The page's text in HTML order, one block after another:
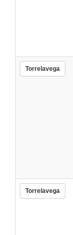
Torrelavega
Torrelavega